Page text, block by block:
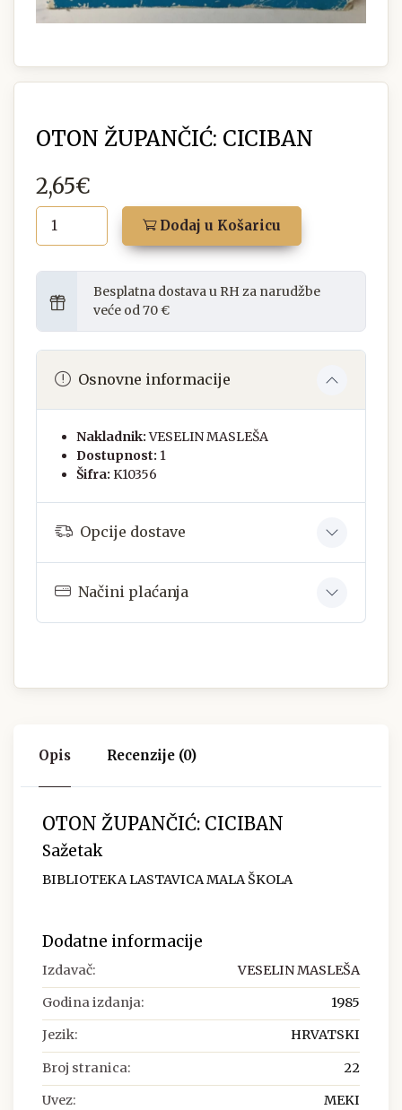
OTON ŽUPANČIĆ: CICIBAN
2,65€
Dodaj u Košaricu
Besplatna dostava u RH za narudžbe
veće od 70 €
Osnovne informacije
Nakladnik: VESELIN MASLEŠA
Dostupnost: 1
Šifra: K10356
Opcije dostave
Načini plaćanja
Opis Recenzije (0)
OTON ŽUPANČIĆ: CICIBAN
Sažetak
BIBLIOTEKA LASTAVICA MALA ŠKOLA
Dodatne informacije
Izdavač: VESELIN MASLEŠA
Godina izdanja: 1985
Jezik: HRVATSKI
Broj stranica: 22
Uvez: MEKI